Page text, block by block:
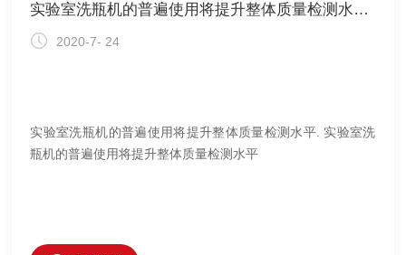
实验室洗瓶机的普遍使用将提升整体质量检测水平。
2020-7- 24
实验室洗瓶机的普遍使用将提升整体质量检测水平. 实验室洗
瓶机的普遍使用将提升整体质量检测水平